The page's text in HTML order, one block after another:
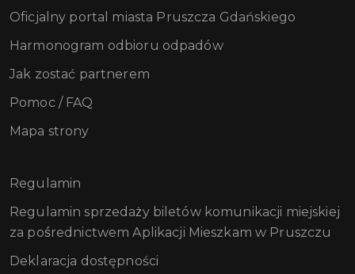
Oficjalny portal miasta Pruszcza Gdańskiego
Harmonogram odbioru odpadów
Jak zostać partnerem
Pomoc / FAQ
Mapa strony
Regulamin
Regulamin sprzedaży biletów komunikacji miejskiej
za pośrednictwem Aplikacji Mieszkam w Pruszczu
Deklaracja dostępności